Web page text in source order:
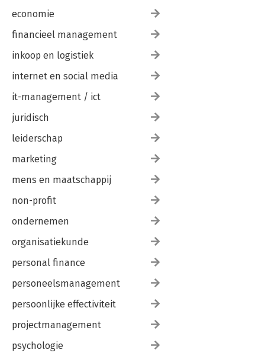
economie
financieel management
inkoop en logistiek
internet en social media
it-management / ict
juridisch
leiderschap
marketing
mens en maatschappij
non-profit
ondernemen
organisatiekunde
personal finance
personeelsmanagement
persoonlijke effectiviteit
projectmanagement
psychologie